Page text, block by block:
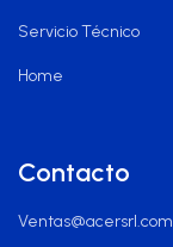
Servicio Técnico
Home
Contacto
Ventas@acersrl.com